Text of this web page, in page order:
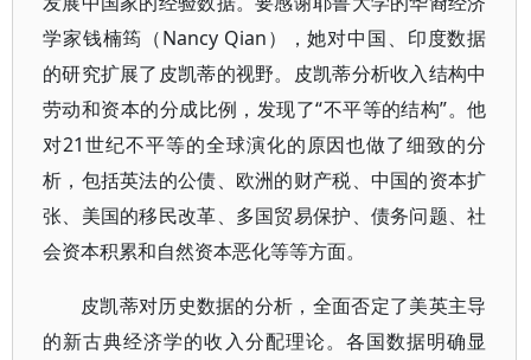
学家钱楠筠（Nancy Qian），她对中国、印度数据
的研究扩展了皮凯蒂的视野。皮凯蒂分析收入结构中
劳动和资本的分成比例，发现了“不平等的结构”。他
对21世纪不平等的全球演化的原因也做了细致的分
析，包括英法的公债、欧洲的财产税、中国的资本扩
张、美国的移民改革、多国贸易保护、债务问题、社
会资本积累和自然资本恶化等等方面。
皮凯蒂对历史数据的分析，全面否定了美英主导
的新古典经济学的收入分配理论。各国数据明确显